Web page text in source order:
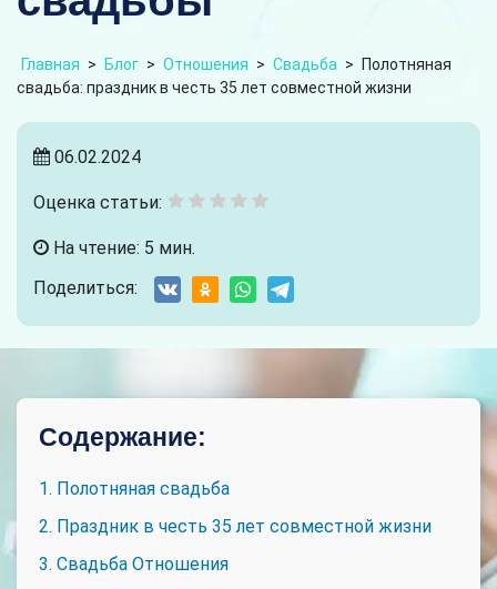
Главная > Блог > Отношения > Свадьба >
Полотняная
свадьба: праздник в честь 35 лет совместной жизни
06.02.2024
Оценка статьи:
На чтение: 5 мин.
Поделиться:
Содержание:
1. Полотняная свадьба
2. Праздник в честь 35 лет совместной жизни
3. Свадьба Отношения